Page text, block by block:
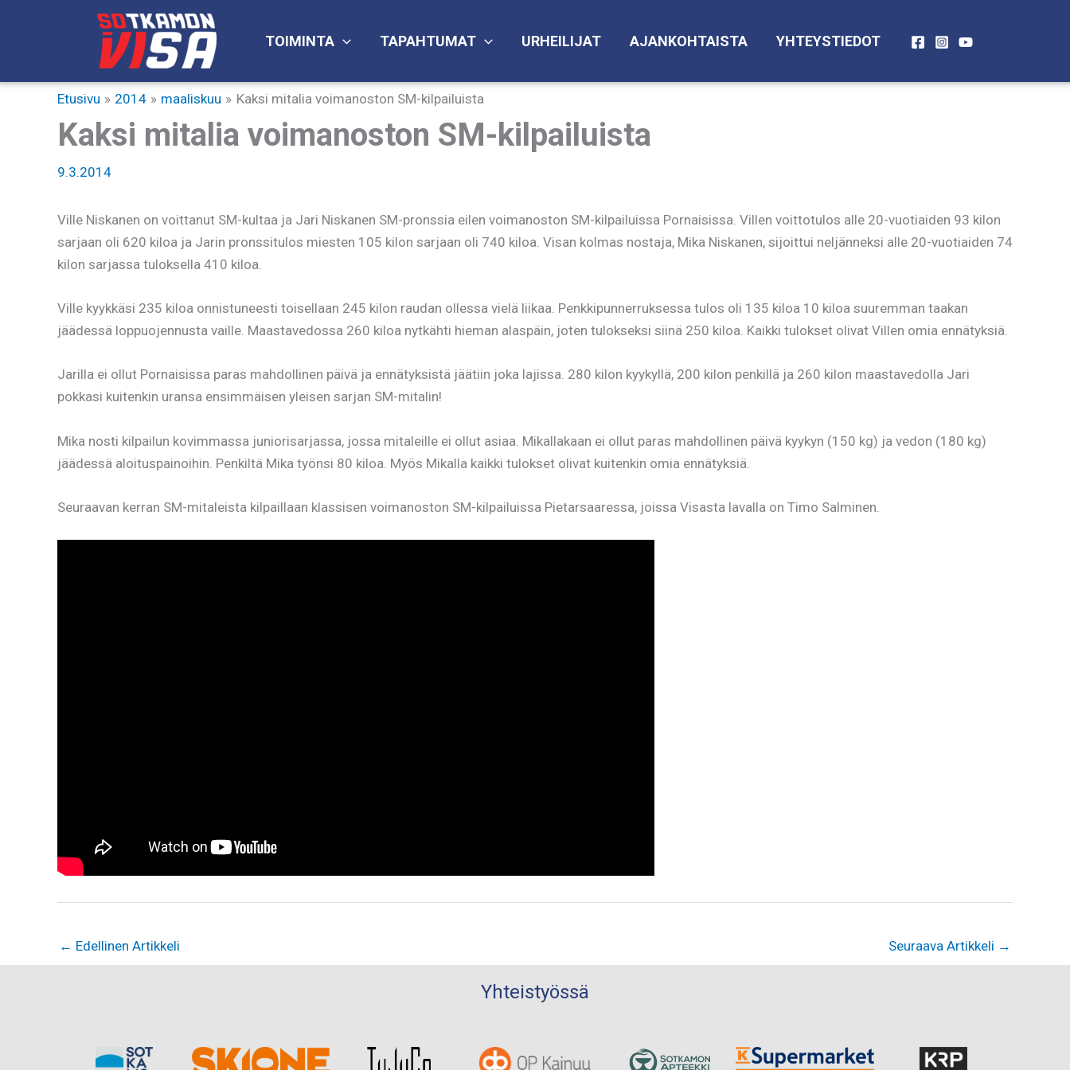
TOIMINTA TAPAHTUMAT URHEILIJAT AJANKOHTAISTA YHTEYSTIEDOT
Etusivu 2014 maaliskuu Kaksi mitalia voimanoston SM-kilpailuista
Kaksi mitalia voimanoston SM-kilpailuista
9.3.2014
Ville Niskanen on voittanut SM-kultaa ja Jari Niskanen SM-pronssia eilen voimanoston SM-kilpailuissa Pornaisissa. Villen voittotulos alle 20-vuotiaiden 93 kilon
sarjaan oli 620 kiloa ja Jarin pronssitulos miesten 105 kilon sarjaan oli 740 kiloa. Visan kolmas nostaja, Mika Niskanen, sijoittui neljänneksi alle 20-vuotiaiden 74
kilon sarjassa tuloksella 410 kiloa.
Ville kyykkäsi 235 kiloa onnistuneesti toisellaan 245 kilon raudan ollessa vielä liikaa. Penkkipunnerruksessa tulos oli 135 kiloa 10 kiloa suuremman taakan
jäädessä loppuojennusta vaille. Maastavedossa 260 kiloa nytkähti hieman alaspäin, joten tulokseksi siinä 250 kiloa. Kaikki tulokset olivat Villen omia ennätyksiä.
Jarilla ei ollut Pornaisissa paras mahdollinen päivä ja ennätyksistä jäätiin joka lajissa. 280 kilon kyykyllä, 200 kilon penkillä ja 260 kilon maastavedolla Jari
pokkasi kuitenkin uransa ensimmäisen yleisen sarjan SM-mitalin!
Mika nosti kilpailun kovimmassa juniorisarjassa, jossa mitaleille ei ollut asiaa. Mikallakaan ei ollut paras mahdollinen päivä kyykyn (150 kg) ja vedon (180 kg)
jäädessä aloituspainoihin. Penkiltä Mika työnsi 80 kiloa. Myös Mikalla kaikki tulokset olivat kuitenkin omia ennätyksiä.
Seuraavan kerran SM-mitaleista kilpaillaan klassisen voimanoston SM-kilpailuissa Pietarsaaressa, joissa Visasta lavalla on Timo Salminen.
← Edellinen Artikkeli Seuraava Artikkeli →
Yhteistyössä